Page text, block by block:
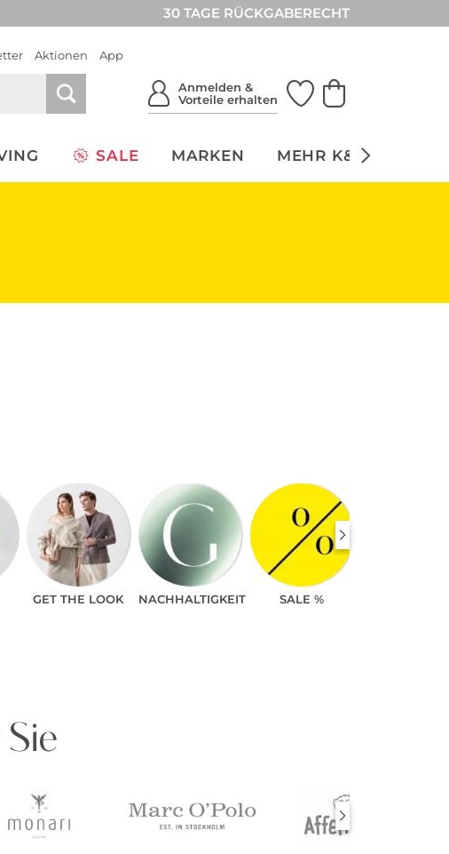
30 TAGE RÜCKGABERECHT
Aktionen App
Anmelden &
Vorteile erhalten
SALE MARKEN MEHR K&Ö
GET THE LOOK NACHHALTIGKEIT SALE %